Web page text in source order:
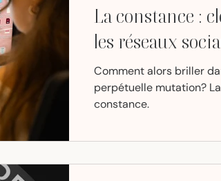
La constance :
les réseaux
Comment alors briller
perpétuelle mutation?
constance.